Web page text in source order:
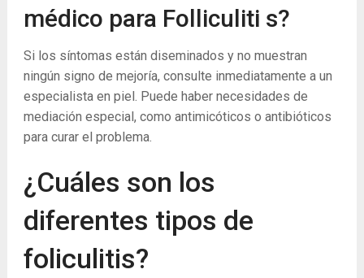
médico para Folliculiti s?
Si los síntomas están diseminados y no muestran
ningún signo de mejoría, consulte inmediatamente a un
especialista en piel. Puede haber necesidades de
mediación especial, como antimicóticos o antibióticos
para curar el problema.
¿Cuáles son los
diferentes tipos de
foliculitis?